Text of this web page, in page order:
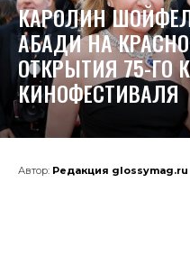
КАРОЛИН
АБАДИ НА
ОТКРЫТИЯ 75-ГО
КИНОФЕСТИВАЛЯ
Автор: Редакция glossymag.ru